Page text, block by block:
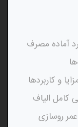
آماده مصرف
و کاربردها
کامل الیاف
روسازی